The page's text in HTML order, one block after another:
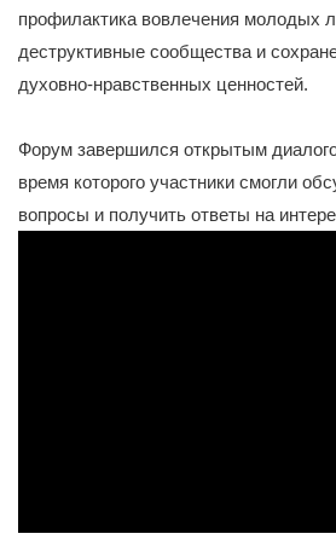
профилактика вовлечения молодых
деструктивные сообщества и
духовно-нравственных ценностей.
Форум завершился открытым
время которого участники смогли
вопросы и получить ответы на